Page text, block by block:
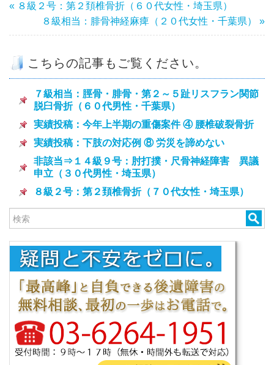
« ８級２号：第２頚椎骨折（６０代女性・埼玉県）
８級相当：腓骨神経麻痺（２０代女性・千葉県） »
こちらの記事もご覧ください。
７級相当：脛骨・腓骨・第２～５趾リスフラン関節
脱臼骨折（６０代男性・千葉県）
実績投稿：今年上半期の重傷案件 ④ 腰椎破裂骨折
実績投稿：下肢の対応例 ⑧ 労災を諦めない
非該当⇒１４級９号：肘打撲・尺骨神経障害 異議
申立（３０代男性・埼玉県）
８級２号：第２頚椎骨折（７０代女性・埼玉県）